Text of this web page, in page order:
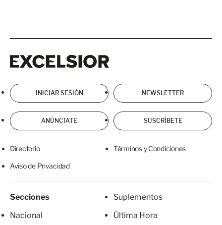
INICIAR SESIÓN NEWSLETTER
ANÚNCIATE SUSCRÍBETE
Directorio Términos y Condiciones
Aviso de Privacidad
Secciones
Nacional
Suplementos
Última Hora